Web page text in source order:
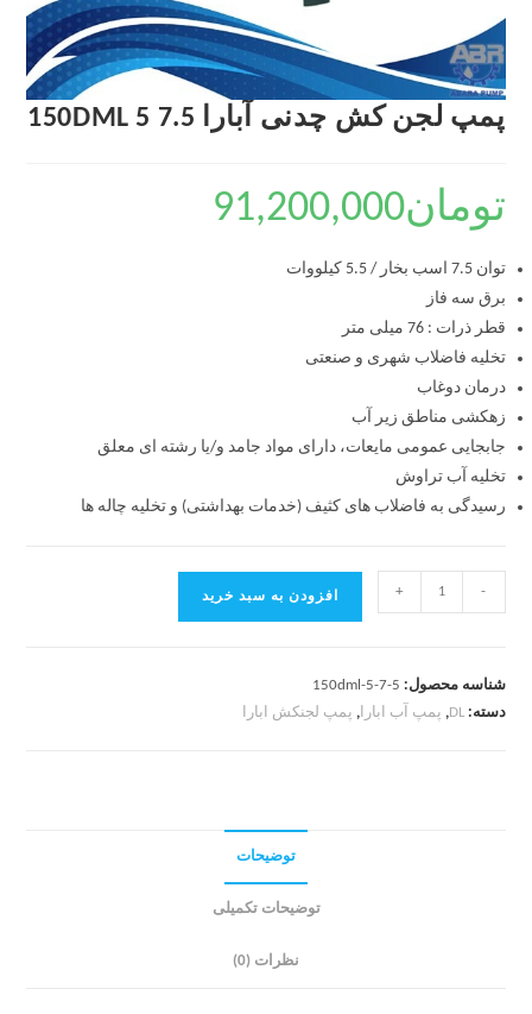
پمپ لجن کش چدنی آبارا 150DML 5 7.5
تومان91,200,000
توان 7.5 اسب بخار / 5.5 کیلووات
برق سه فاز
قطر ذرات : 76 میلی متر
تخلیه فاضلاب شهری و صنعتی
درمان دوغاب
زهکشی مناطق زیر آب
جابجایی عمومی مایعات، دارای مواد جامد و/یا رشته ای معلق
تخلیه آب تراوش
رسیدگی به فاضلاب های کثیف (خدمات بهداشتی) و تخلیه چاله ها
-
+ افزودن به سبد خرید
شناسه محصول: 150dml-5-7-5
دسته:DL
, پمپ آب ابارا, پمپ لجنکش ابارا
توضیحات
توضیحات تکمیلی
نظرات (0)